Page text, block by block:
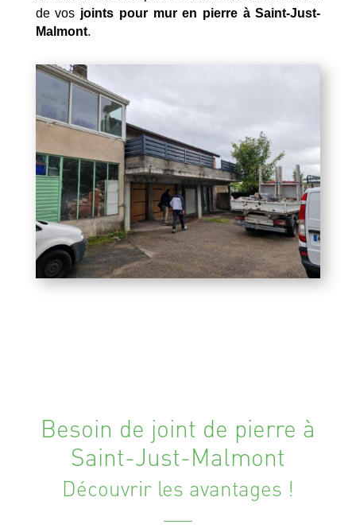
de vos joints pour mur en pierre à Saint-Just-
Malmont.
Besoin de joint de pierre à
Saint-Just-Malmont
Découvrir les avantages !